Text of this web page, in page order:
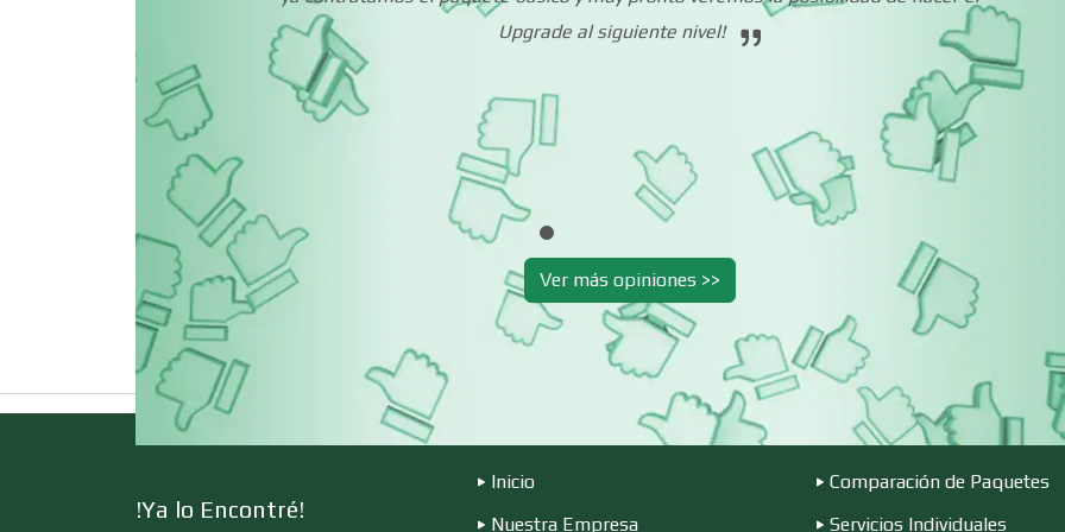
Espectáculos
Cerrajerías Clínicas de Belleza
Clínicas de
Rehabilitación
Clínicas y Hospitales Clubes Deportivos
Cocinas Integrales
Combustibles y
Lubricantes
Compresores de
Computadoras
Conferencias
Empresariales
Construcciones en
Contadores Control de Plagas
Conversiones
Cortinas, Persianas y Cremerías y
Upgrade al siguiente nivel!
Ver más opiniones >>
!Ya lo Encontré!
Inicio
Nuestra Empresa
Comparación de Paquetes
Servicios Individuales